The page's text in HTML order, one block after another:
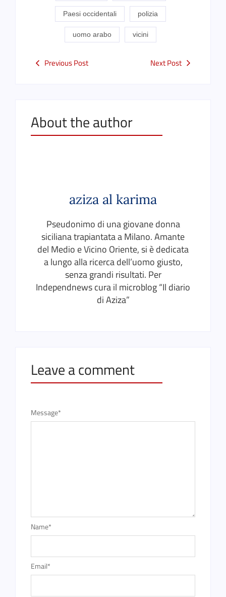
Paesi occidentali polizia
uomo arabo vicini
Previous Post Next Post
About the author
aziza al karima
Pseudonimo di una giovane donna
siciliana trapiantata a Milano. Amante
del Medio e Vicino Oriente, si è dedicata
a lungo alla ricerca dell’uomo giusto,
senza grandi risultati. Per
Independnews cura il microblog “Il diario
di Aziza”
Leave a comment
Message*
Name*
Email*